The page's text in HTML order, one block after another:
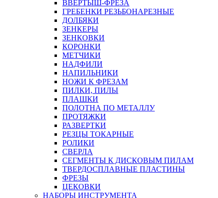
ВВЕРТЫШ-ФРЕЗА
ГРЕБЕНКИ РЕЗЬБОНАРЕЗНЫЕ
ДОЛБЯКИ
ЗЕНКЕРЫ
ЗЕНКОВКИ
КОРОНКИ
МЕТЧИКИ
НАДФИЛИ
НАПИЛЬНИКИ
НОЖИ К ФРЕЗАМ
ПИЛКИ, ПИЛЫ
ПЛАШКИ
ПОЛОТНА ПО МЕТАЛЛУ
ПРОТЯЖКИ
РАЗВЕРТКИ
РЕЗЦЫ ТОКАРНЫЕ
РОЛИКИ
СВЕРЛА
СЕГМЕНТЫ К ДИСКОВЫМ ПИЛАМ
ТВЕРДОСПЛАВНЫЕ ПЛАСТИНЫ
ФРЕЗЫ
ЦЕКОВКИ
НАБОРЫ ИНСТРУМЕНТА